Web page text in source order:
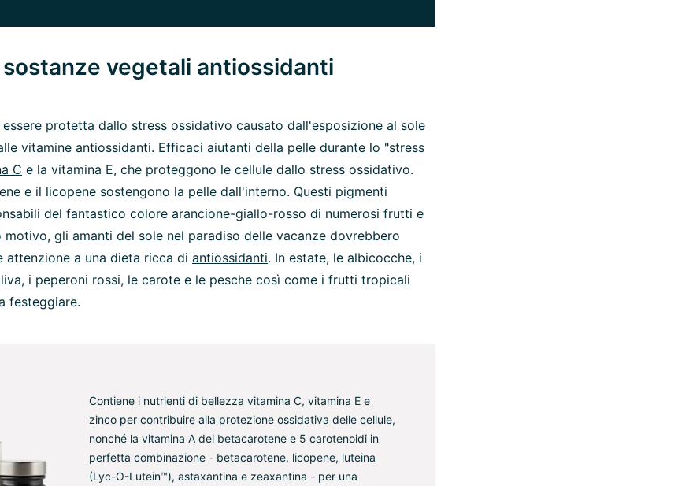
vegetali antiossidanti
protetta dallo stress ossidativo causato dall'esposizione al sole
vitamine antiossidanti. Efficaci aiutanti della pelle durante lo "stress
C e la vitamina E, che proteggono le cellule dallo stress ossidativo.
e il licopene sostengono la pelle dall'interno. Questi pigmenti
del fantastico colore arancione-giallo-rosso di numerosi frutti e
motivo, gli amanti del sole nel paradiso delle vacanze dovrebbero
attenzione a una dieta ricca di antiossidanti. In estate, le albicocche, i
i peperoni rossi, le carote e le pesche così come i frutti tropicali
festeggiare.
Contiene i nutrienti di bellezza vitamina C, vitamina E e
zinco per contribuire alla protezione ossidativa delle cellule,
nonché la vitamina A del betacarotene e 5 carotenoidi in
perfetta combinazione - betacarotene, licopene, luteina
(Lyc-O-Lutein™), astaxantina e zeaxantina - per una